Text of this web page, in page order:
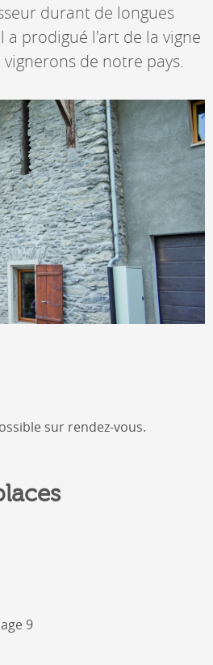
durant de longues
a prodigué l'art de la vigne
de notre pays.
sur rendez-vous.
9